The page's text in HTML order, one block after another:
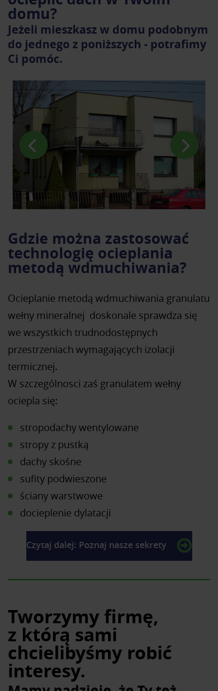
domu?
Jeżeli mieszkasz w domu podobnym
do jednego z poniższych - potrafimy
Ci pomóc.
Gdzie można zastosować
technologię ocieplania
metodą wdmuchiwania?
Ocieplanie metodą wdmuchiwania granulatu
wełny mineralnej doskonale sprawdza się
we wszystkich trudnodostępnych
przestrzeniach wymagających izolacji
termicznej.
W szczególnosci zaś granulatem wełny
ociepla się:
stropodachy wentylowane
stropy z pustką
dachy skośne
sufity podwieszone
ściany warstwowe
docieplenie dylatacji
Czytaj dalej: Poznaj nasze sekrety
Tworzymy firmę,
z którą sami
chcielibyśmy robić
interesy.